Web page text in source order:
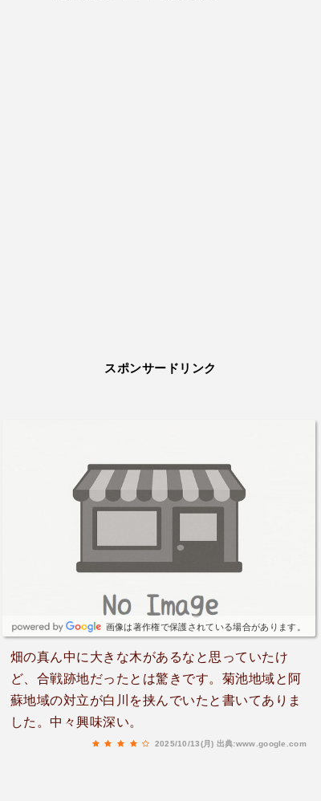
スポンサードリンク
画像は著作権で保護されている場合があります。
畑の真ん中に大きな木があるなと思っていたけ
ど、合戦跡地だったとは驚きです。菊池地域と阿
蘇地域の対立が白川を挟んでいたと書いてありま
した。中々興味深い。
2025/10/13(月) 出典:www.google.com